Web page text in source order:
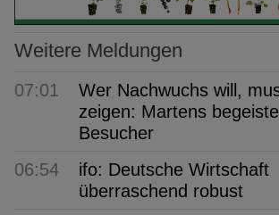
Weitere Meldungen
07:01
Wer Nachwuchs will,
zeigen: Martens
Besucher
06:54
ifo: Deutsche Wirtschaft
überraschend robust